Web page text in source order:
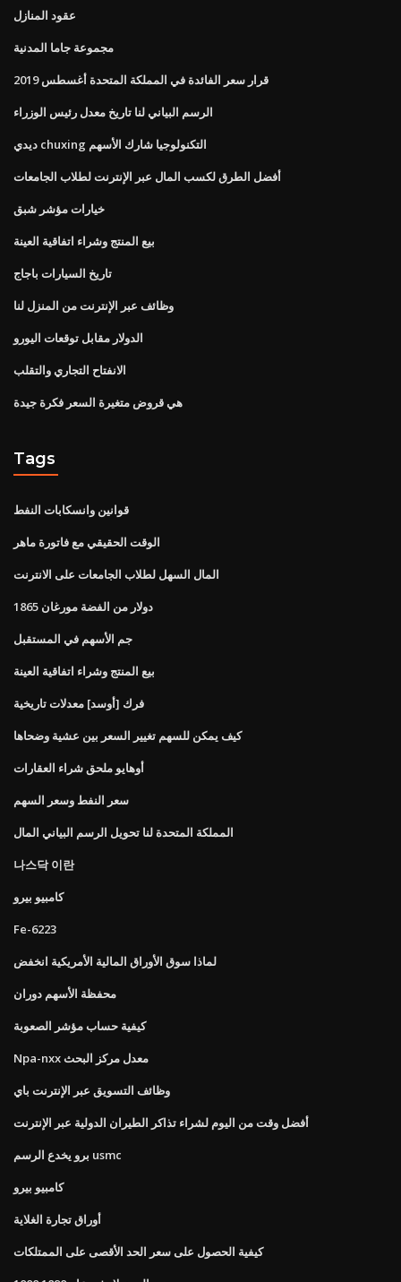
عقود المنازل
مجموعة جاما المدنية
قرار سعر الفائدة في المملكة المتحدة أغسطس 2019
الرسم البياني لنا تاريخ معدل رئيس الوزراء
ديدي chuxing التكنولوجيا شارك الأسهم
أفضل الطرق لكسب المال عبر الإنترنت لطلاب الجامعات
خيارات مؤشر شبق
بيع المنتج وشراء اتفاقية العينة
تاريخ السيارات باجاج
وظائف عبر الإنترنت من المنزل لنا
الدولار مقابل توقعات اليورو
الانفتاح التجاري والتقلب
هي قروض متغيرة السعر فكرة جيدة
Tags
قوانين وانسكابات النفط
الوقت الحقيقي مع فاتورة ماهر
المال السهل لطلاب الجامعات على الانترنت
1865 دولار من الفضة مورغان
جم الأسهم في المستقبل
بيع المنتج وشراء اتفاقية العينة
فرك [أوسد] معدلات تاريخية
كيف يمكن للسهم تغيير السعر بين عشية وضحاها
أوهايو ملحق شراء العقارات
سعر النفط وسعر السهم
المملكة المتحدة لنا تحويل الرسم البياني المال
나스닥 이란
كامبيو بيرو
Fe-6223
لماذا سوق الأوراق المالية الأمريكية انخفض
محفظة الأسهم دوران
كيفية حساب مؤشر الصعوبة
Npa-nxx معدل مركز البحث
وظائف التسويق عبر الإنترنت باي
أفضل وقت من اليوم لشراء تذاكر الطيران الدولية عبر الإنترنت
برو يخدع الرسم usmc
كامبيو بيرو
أوراق تجارة الغلاية
كيفية الحصول على سعر الحد الأقصى على الممتلكات